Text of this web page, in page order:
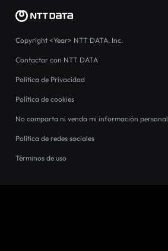
Copyright <Year> NTT DATA, Inc.
Contactar con NTT DATA
Política de Privacidad
Política de cookies
No comparta ni venda mi información personal
Política de redes sociales
Términos de uso